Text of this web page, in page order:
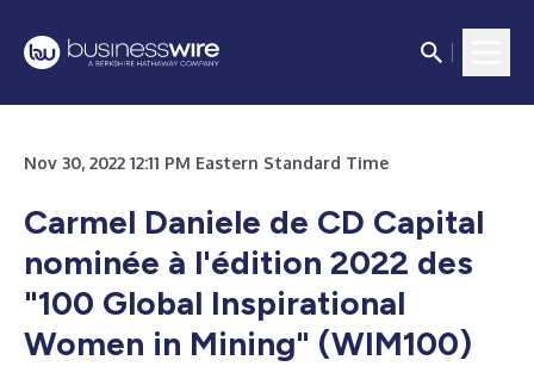
Nov 30, 2022 12:11 PM Eastern Standard Time
Carmel Daniele de CD Capital
nominée à l'édition 2022 des
"100 Global Inspirational
Women in Mining" (WIM100)